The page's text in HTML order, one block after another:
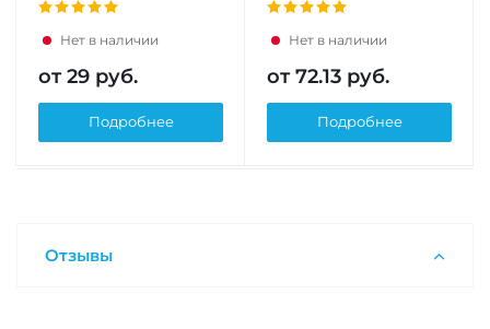
Нет в наличии
от29 руб.
Подробнее
Нет в наличии
от72.13 руб.
Подробнее
Отзывы